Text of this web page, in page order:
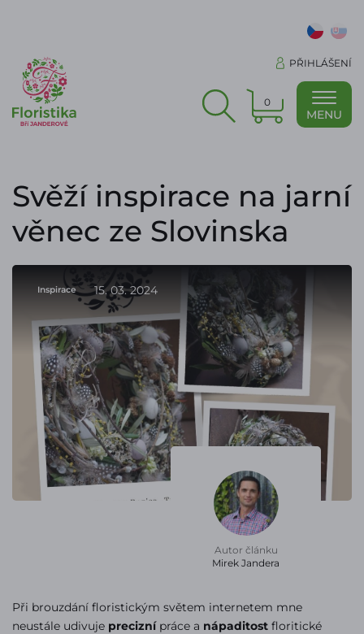
PŘIHLÁŠENÍ
0
MENU
Svěží inspirace na jarní
věnec ze Slovinska
Inspirace 15. 03. 2024
Autor článku
Mirek Jandera
Při brouzdání floristickým světem internetem mne
neustále udivuje preciznípráce a nápaditost floritické